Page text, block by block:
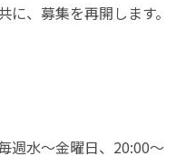
に、募集を再開します。
週水～金曜日、20:00～